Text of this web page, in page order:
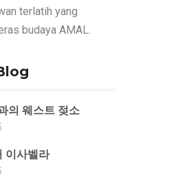
terlatih yang
budaya AMAL.
의 웨스트 젖소
이사벨라